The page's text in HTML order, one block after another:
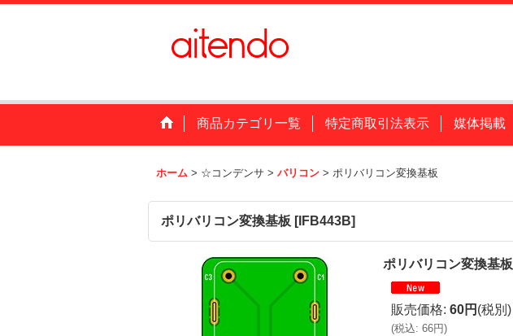
商品カテゴリ一覧 特定商取引法表示 媒体掲載
ホーム > ☆コンデンサ > バリコン > ポリバリコン変換基板
ポリバリコン変換基板 [IFB443B]
ポリバリコン変換基板
販売価格: 60円 (税別)
(税込: 66円)